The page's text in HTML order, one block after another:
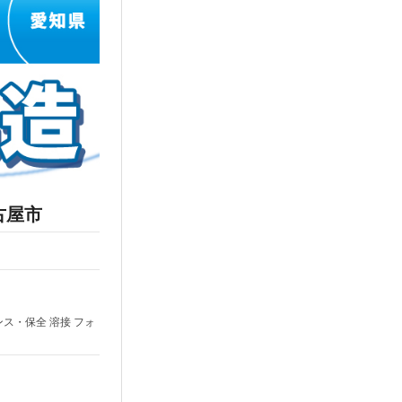
屋市
・保全 溶接 フォ